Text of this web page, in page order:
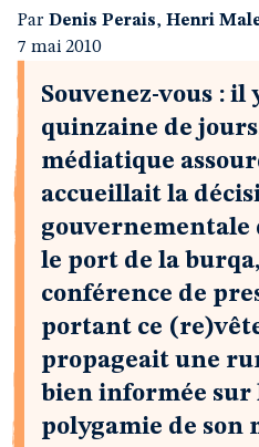
Par Denis Perais, Henri
7 mai 2010
Souvenez-vous : il
quinzaine de
médiatique
accueillait la
gouvernementale
le port de la
conférence de
portant ce
propageait une
bien informée sur
polygamie de son